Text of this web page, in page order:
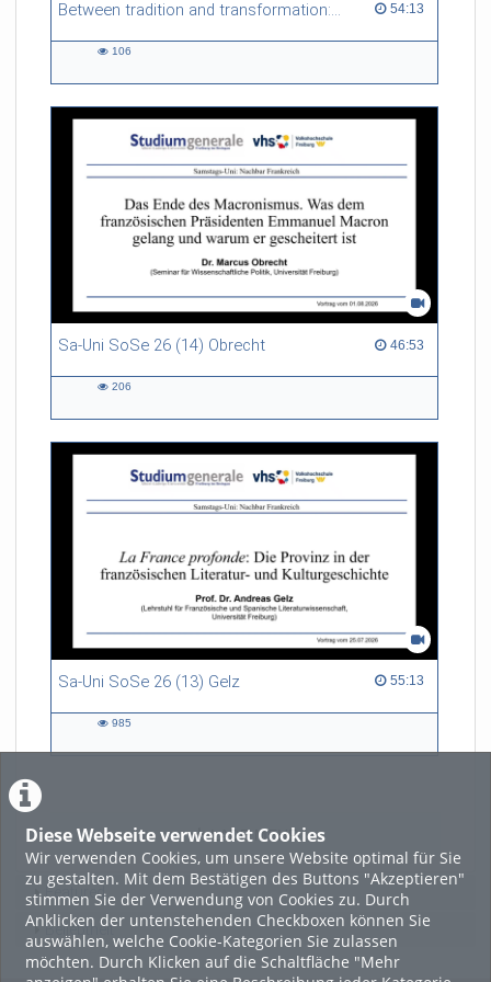
Diese Webseite verwendet Cookies
Wir verwenden Cookies, um unsere Website optimal für Sie
zu gestalten. Mit dem Bestätigen des Buttons "Akzeptieren"
stimmen Sie der Verwendung von Cookies zu. Durch
Anklicken der untenstehenden Checkboxen können Sie
auswählen, welche Cookie-Kategorien Sie zulassen
möchten. Durch Klicken auf die Schaltfläche "Mehr
54:13
54:13 duration
106
Sa-Uni SoSe 26 (14) Obrecht 46:53
46:53 duration
206
Sa-Uni SoSe 26 (13) Gelz 55:13
55:13 duration
985
LADE MEHR
Featured
Beliebtheit